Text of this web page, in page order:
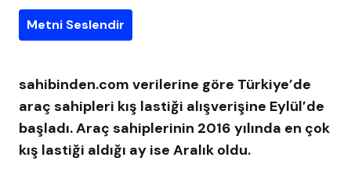
Metni Seslendir
sahibinden.com verilerine göre Türkiye’de
araç sahipleri kış lastiği alışverişine Eylül’de
başladı. Araç sahiplerinin 2016 yılında en çok
kış lastiği aldığı ay ise Aralık oldu.